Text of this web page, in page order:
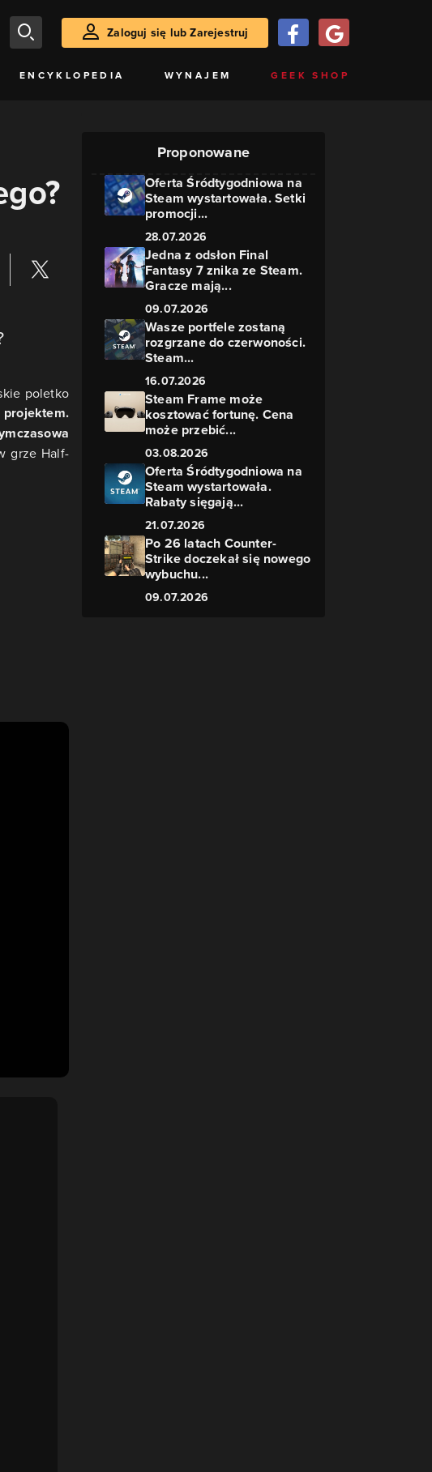
Zaloguj się lub Zarejestruj
ENCYKLOPEDIA WYNAJEM GEEK SHOP
poletko
grze Half-
Proponowane
Oferta Śródtygodniowa na
Steam wystartowała. Setki
promocji...
28.07.2026
Jedna z odsłon Final
Fantasy 7 znika ze Steam.
Gracze mają...
09.07.2026
Wasze portfele zostaną
rozgrzane do czerwoności.
Steam...
16.07.2026
Steam Frame może
kosztować fortunę. Cena
może przebić...
03.08.2026
Oferta Śródtygodniowa na
Steam wystartowała.
Rabaty sięgają...
21.07.2026
Po 26 latach Counter-
Strike doczekał się nowego
wybuchu...
09.07.2026